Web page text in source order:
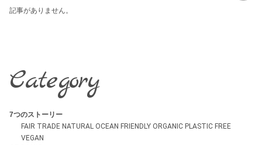
記事がありません。
Category
7つのストーリー
FAIR TRADE NATURAL OCEAN FRIENDLY ORGANIC PLASTIC FREE
VEGAN